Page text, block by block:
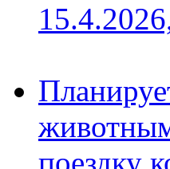
поездку